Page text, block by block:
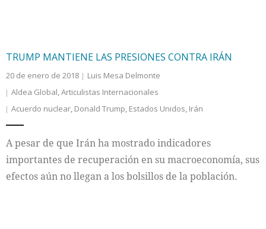
TRUMP MANTIENE LAS PRESIONES CONTRA IRÁN
20 de enero de 2018
Luis Mesa Delmonte
Aldea Global,Articulistas Internacionales
Acuerdo nuclear, Donald Trump, Estados Unidos, Irán
A pesar de que Irán ha mostrado indicadores
importantes de recuperación en su macroeconomía, sus
efectos aún no llegan a los bolsillos de la población.